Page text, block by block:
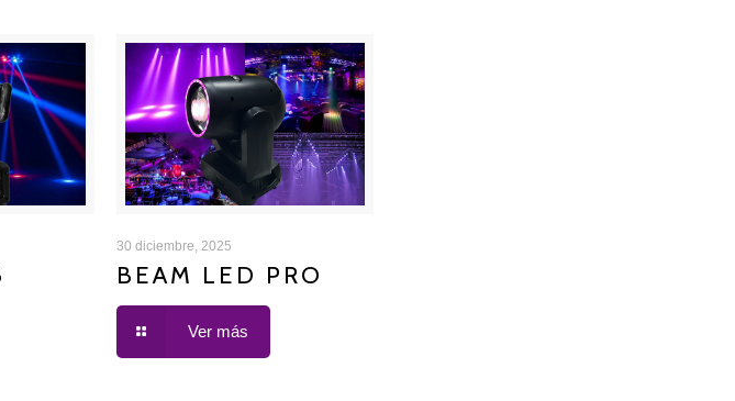
BEAM LED PRO
30 diciembre, 2025
BEAM LED PRO
Ver más